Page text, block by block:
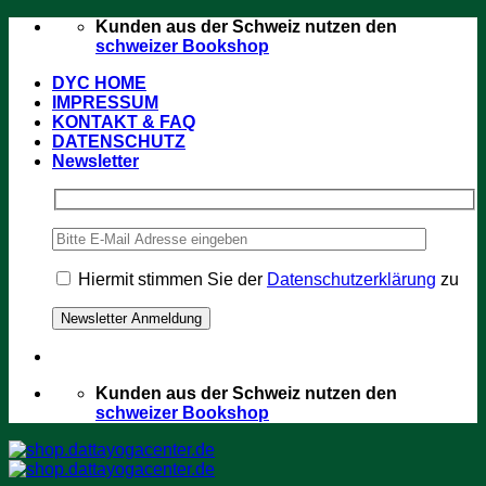
Zum
Kunden aus der Schweiz nutzen den
schweizer Bookshop
DYC HOME
IMPRESSUM
KONTAKT & FAQ
DATENSCHUTZ
Newsletter
Hiermit stimmen Sie der Datenschutzerklärung zu
Kunden aus der Schweiz nutzen den
schweizer Bookshop